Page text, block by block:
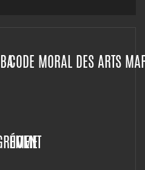
CODE MORAL DES ARTS
HOME